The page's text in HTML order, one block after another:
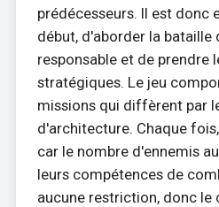
prédécesseurs. Il est donc
début, d'aborder la bataille
responsable et de prendre
stratégiques. Le jeu
missions qui diffèrent par
d'architecture. Chaque
car le nombre d'ennemis
leurs compétences de
aucune restriction, donc le